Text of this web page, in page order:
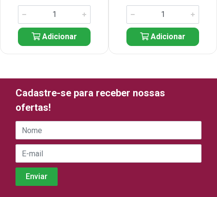
Adicionar Adicionar
Cadastre-se para receber nossas
ofertas!